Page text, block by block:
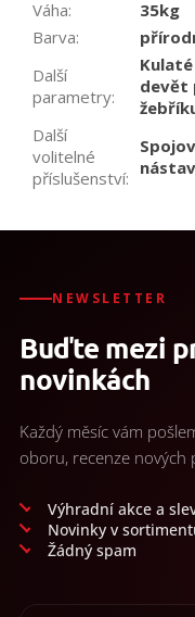
Váha:
35kg
Barva:
Další
parametry:
devět
Další
volitelné
příslušenství:
NEWSLETTER
Buďte mezi
novinkách
Každý měsíc vám
oboru, recenze nových
Výhradní akce a
Novinky v
Žádný spam